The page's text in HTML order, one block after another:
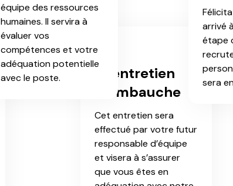
équipe des ressources
humaines. Il servira à
évaluer vos
compétences et votre
adéquation potentielle
avec le poste.
4
2ᵉ entretien
d’embauche
Cet entretien sera
effectué par votre futur
responsable d’équipe
et visera à s’assurer
que vous êtes en
arrivé
étape
sera